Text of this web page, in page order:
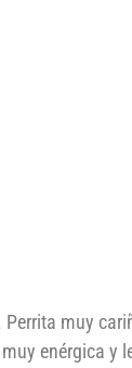
muy
enérgica y